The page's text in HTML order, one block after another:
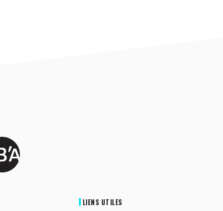
LIENS UTILES